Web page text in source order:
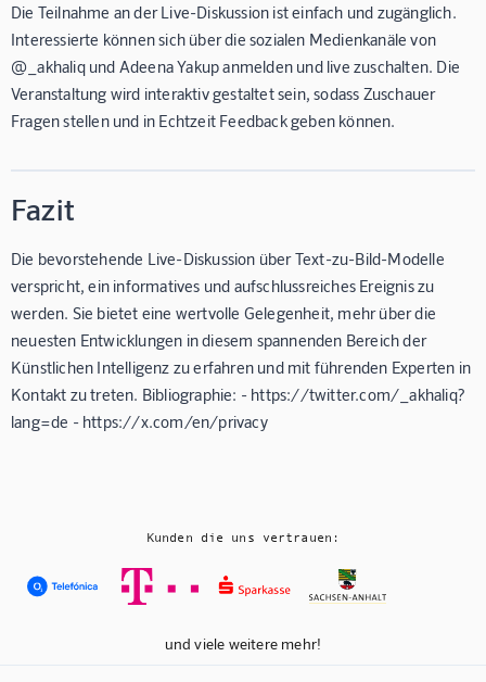
Die Teilnahme an der Live-Diskussion ist einfach und zugänglich.
Interessierte können sich über die sozialen Medienkanäle von
@_akhaliq und Adeena Yakup anmelden und live zuschalten. Die
Veranstaltung wird interaktiv gestaltet sein, sodass Zuschauer
Fragen stellen und in Echtzeit Feedback geben können.
Fazit
Die bevorstehende Live-Diskussion über Text-zu-Bild-Modelle
verspricht, ein informatives und aufschlussreiches Ereignis zu
werden. Sie bietet eine wertvolle Gelegenheit, mehr über die
neuesten Entwicklungen in diesem spannenden Bereich der
Künstlichen Intelligenz zu erfahren und mit führenden Experten in
Kontakt zu treten. Bibliographie: - https://twitter.com/_akhaliq?
lang=de - https://x.com/en/privacy
Kunden die uns vertrauen:
und viele weitere mehr!